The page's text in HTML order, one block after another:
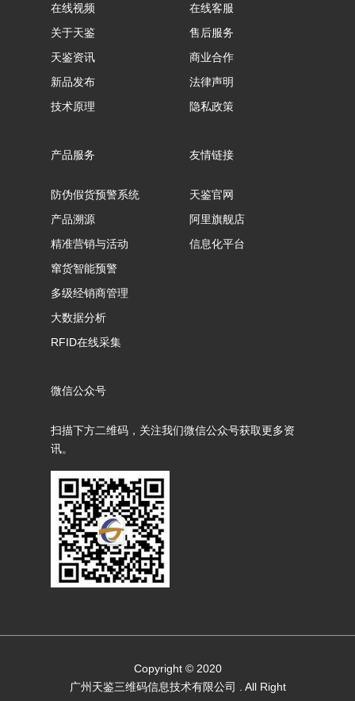
在线视频
关于天鉴
天鉴资讯
新品发布
技术原理
在线客服
售后服务
商业合作
法律声明
隐私政策
产品服务
防伪假货预警系统
产品溯源
精准营销与活动
窜货智能预警
多级经销商管理
大数据分析
RFID在线采集
友情链接
天鉴官网
阿里旗舰店
信息化平台
微信公众号
扫描下方二维码，关注我们微信公众号获取更多资
讯。
Copyright © 2020
广州天鉴三维码信息技术有限公司 . All Right